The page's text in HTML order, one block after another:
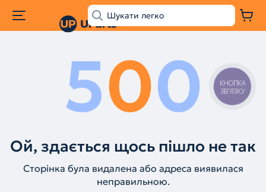
500
Ой, здається щось пішло не так
Сторінка була видалена або адреса виявилася
неправильною.
КНОПКА
ЗВ'ЯЗКУ